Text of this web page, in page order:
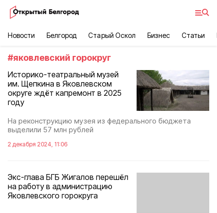
Новости Белгород Старый Оскол Бизнес Статьи
#яковлевский горокруг
Историко-театральный музей
им. Щепкина в Яковлевском
округе ждёт капремонт в 2025
году
На реконструкцию музея из федерального бюджета
выделили 57 млн рублей
2 декабря 2024, 11:06
Экс-глава БГБ Жигалов перешёл
на работу в администрацию
Яковлевского горокруга